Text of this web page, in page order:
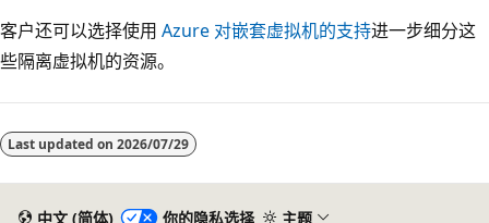
客户还可以选择使用 Azure 对嵌套虚拟机的支持进一步细分这
些隔离虚拟机的资源。
模
式
Last updated on 2026/07/29
中文 (简体) 你的隐私选择 主题